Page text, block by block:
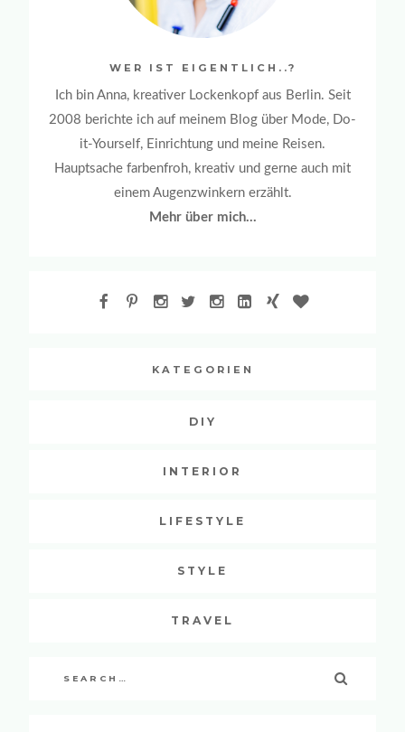
WER IST EIGENTLICH..?
Ich bin Anna, kreativer Lockenkopf aus Berlin. Seit
2008 berichte ich auf meinem Blog über Mode, Do-
it-Yourself, Einrichtung und meine Reisen.
Hauptsache farbenfroh, kreativ und gerne auch mit
einem Augenzwinkern erzählt.
Mehr über mich...
KATEGORIEN
DIY
INTERIOR
LIFESTYLE
STYLE
TRAVEL
Search
SEARCH